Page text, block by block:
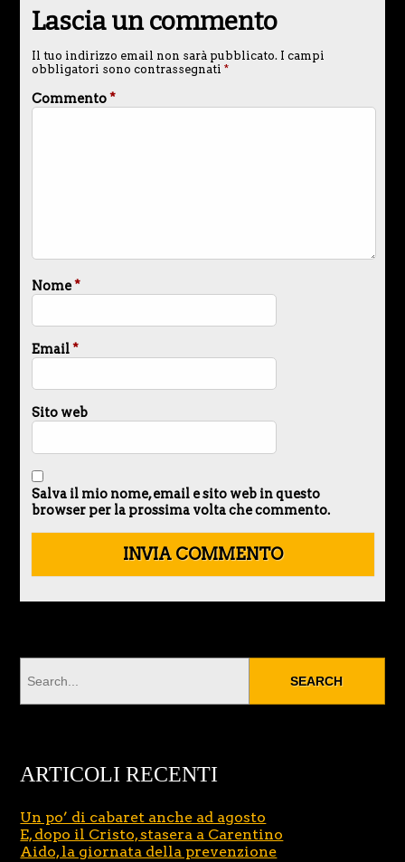
Lascia un commento
Il tuo indirizzo email non sarà pubblicato. I campi
obbligatori sono contrassegnati *
Commento*
Nome*
Email*
Sito web
Salva il mio nome, email e sito web in questo
browser per la prossima volta che commento.
ARTICOLI RECENTI
Un po’ di cabaret anche ad agosto
E, dopo il Cristo, stasera a Carentino
Aido, la giornata della prevenzione